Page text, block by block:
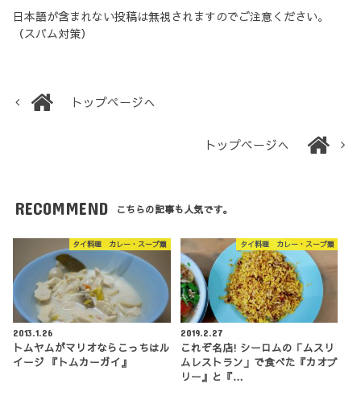
日本語が含まれない投稿は無視されますのでご注意ください。
（スパム対策）
トップページへ
トップページへ
RECOMMEND こちらの記事も人気です。
タイ料理 カレー・スープ類
2013.1.26
トムヤムがマリオならこっちはル
イージ 『トムカーガイ』
タイ料理 カレー・スープ類
2019.2.27
これぞ名店! シーロムの「ムスリ
ムレストラン」で食べた『カオブ
リー』と『…